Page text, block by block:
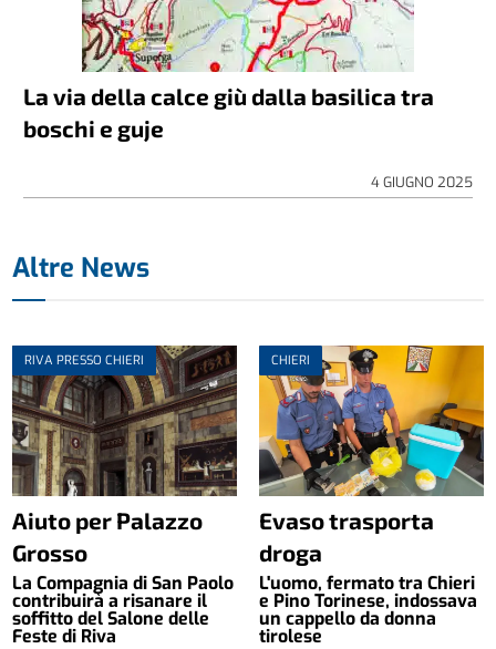
La via della calce giù dalla basilica tra
boschi e guje
4 GIUGNO 2025
Altre News
RIVA PRESSO CHIERI
Aiuto per Palazzo
Grosso
La Compagnia di San Paolo
contribuirà a risanare il
soffitto del Salone delle
Feste di Riva
CHIERI
Evaso trasporta
droga
L'uomo, fermato tra Chieri
e Pino Torinese, indossava
un cappello da donna
tirolese